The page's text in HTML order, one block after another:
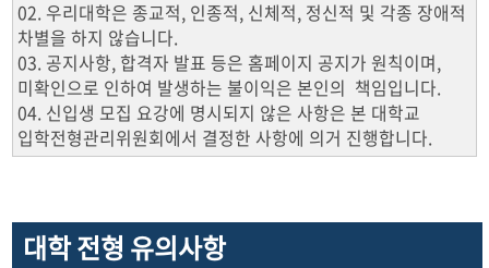
02. 우리대학은 종교적, 인종적, 신체적, 정신적 및 각종 장애적
차별을 하지 않습니다.
03. 공지사항, 합격자 발표 등은 홈페이지 공지가 원칙이며,
미확인으로 인하여 발생하는 불이익은 본인의 책임입니다.
04. 신입생 모집 요강에 명시되지 않은 사항은 본 대학교
입학전형관리위원회에서 결정한 사항에 의거 진행합니다.
대학 전형 유의사항